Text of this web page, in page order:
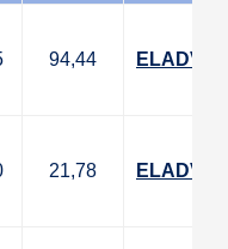
94,44 ELADVA
21,78 ELADVA